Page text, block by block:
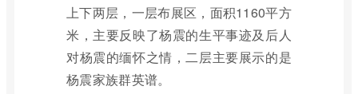
上下两层，一层布展区，面积1160平方
米，主要反映了杨震的生平事迹及后人
对杨震的缅怀之情，二层主要展示的是
杨震家族群英谱。